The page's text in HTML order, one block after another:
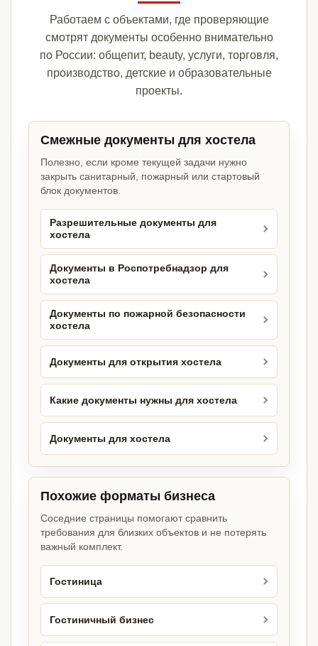
Работаем с объектами, где проверяющие
смотрят документы особенно внимательно
по России: общепит, beauty, услуги, торговля,
производство, детские и образовательные
проекты.
Смежные документы для хостела
Полезно, если кроме текущей задачи нужно
закрыть санитарный, пожарный или стартовый
блок документов.
Разрешительные документы для
хостела
Документы в Роспотребнадзор для
хостела
Документы по пожарной безопасности
хостела
Документы для открытия хостела
Какие документы нужны для хостела
Документы для хостела
Похожие форматы бизнеса
Соседние страницы помогают сравнить
требования для близких объектов и не потерять
важный комплект.
Гостиница
Гостиничный бизнес